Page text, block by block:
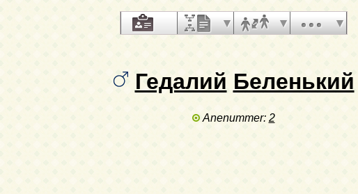
Гедалий Беленький
Anenummer: 2